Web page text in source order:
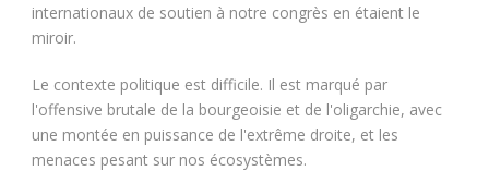
internationaux de soutien à notre congrès en étaient le
miroir.
Le contexte politique est difficile. Il est marqué par
l'offensive brutale de la bourgeoisie et de l'oligarchie, avec
une montée en puissance de l'extrême droite, et les
menaces pesant sur nos écosystèmes.